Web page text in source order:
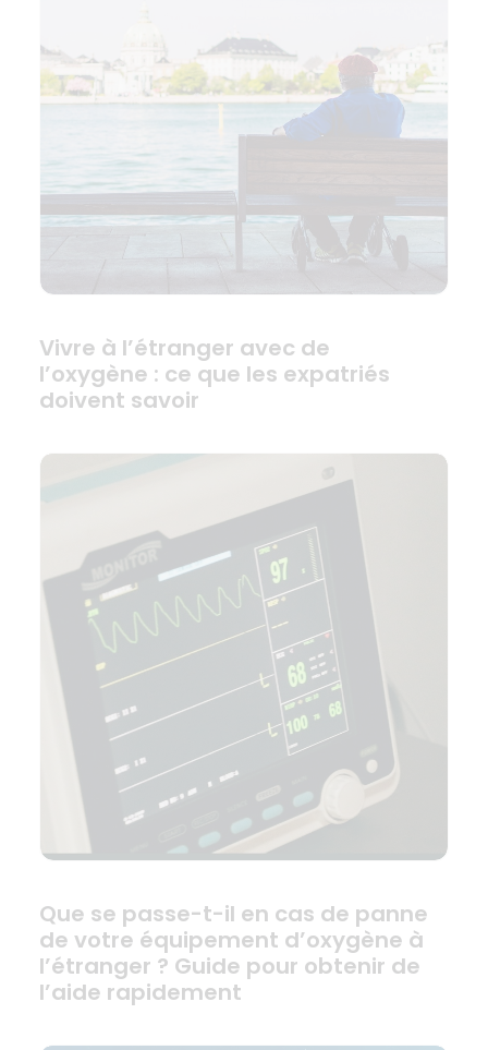
Vivre à l’étranger avec de
l’oxygène : ce que les expatriés
doivent savoir
Que se passe-t-il en cas de panne
de votre équipement d’oxygène à
l’étranger ? Guide pour obtenir de
l’aide rapidement